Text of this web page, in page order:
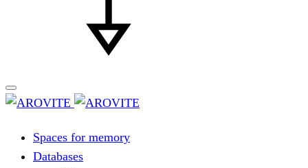
Spaces for memory
Databases